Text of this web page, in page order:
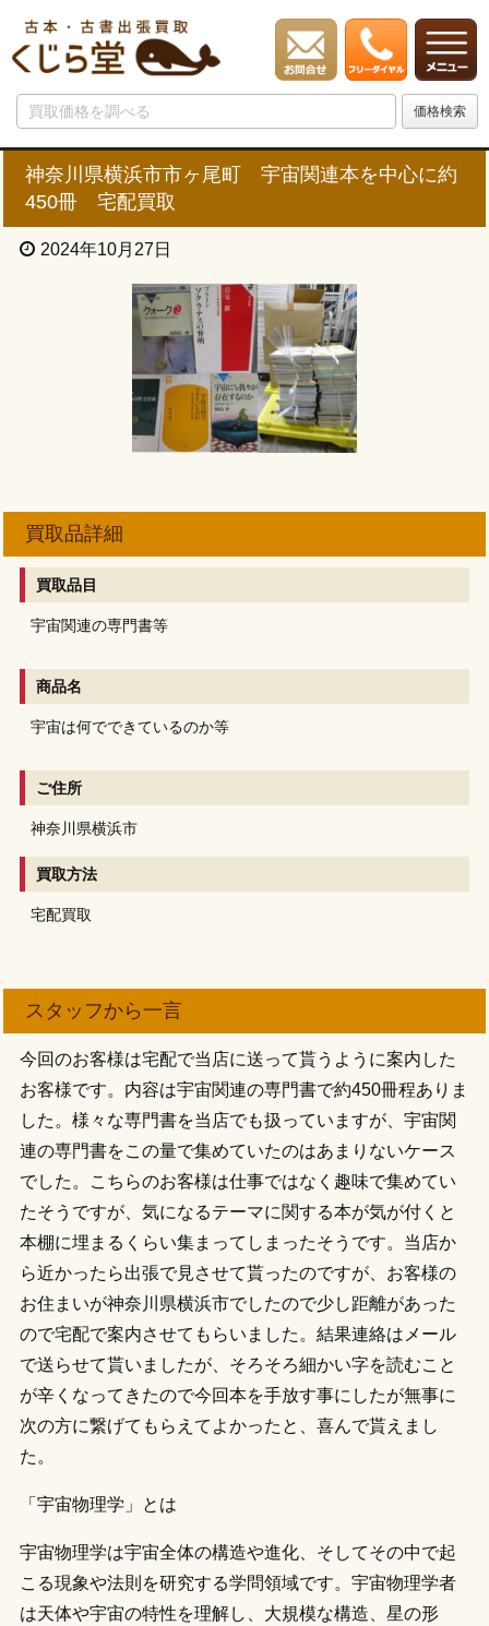
神奈川県横浜市市ヶ尾町 宇宙関連本を中心に約
450冊 宅配買取
2024年10月27日
買取品詳細
買取品目
宇宙関連の専門書等
商品名
宇宙は何でできているのか等
ご住所
神奈川県横浜市
買取方法
宅配買取
スタッフから一言
今回のお客様は宅配で当店に送って貰うように案内した
お客様です。内容は宇宙関連の専門書で約450冊程ありま
した。様々な専門書を当店でも扱っていますが、宇宙関
連の専門書をこの量で集めていたのはあまりないケース
でした。こちらのお客様は仕事ではなく趣味で集めてい
たそうですが、気になるテーマに関する本が気が付くと
本棚に埋まるくらい集まってしまったそうです。当店か
ら近かったら出張で見させて貰ったのですが、お客様の
お住まいが神奈川県横浜市でしたので少し距離があった
ので宅配で案内させてもらいました。結果連絡はメール
で送らせて貰いましたが、そろそろ細かい字を読むこと
が辛くなってきたので今回本を手放す事にしたが無事に
次の方に繋げてもらえてよかったと、喜んで貰えまし
た。
「宇宙物理学」とは
宇宙物理学は宇宙全体の構造や進化、そしてその中で起
こる現象や法則を研究する学問領域です。宇宙物理学者
は天体や宇宙の特性を理解し、大規模な構造、星の形